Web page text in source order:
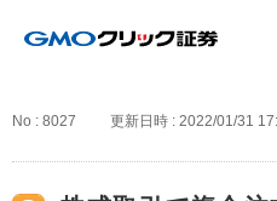
No : 8027 更新日時 : 2022/01/31